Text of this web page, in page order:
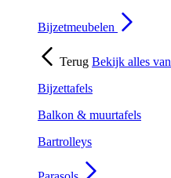
Bijzetmeubelen
Terug Bekijk alles van
Bijzettafels
Balkon & muurtafels
Bartrolleys